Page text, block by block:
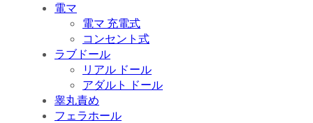
電マ
電マ 充電式
コンセント式
ラブドール
リアル ドール
アダルト ドール
睾丸責め
フェラホール